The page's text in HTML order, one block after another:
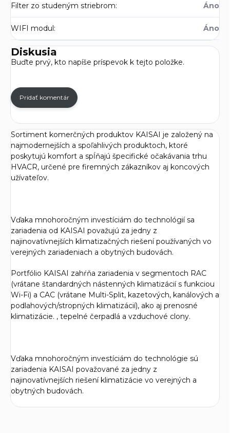
Filter zo studeným striebrom: Áno
WIFI modul: Áno
Diskusia
Buďte prvý, kto napíše príspevok k tejto položke.
Pridať komentár
Sortiment komerčných produktov KAISAI je založený na
najmodernejších a spoľahlivých produktoch, ktoré
poskytujú komfort a spĺňajú špecifické očakávania trhu
HVACR, určené pre firemných zákazníkov aj koncových
užívateľov.
Vďaka mnohoročným investíciám do technológií sa
zariadenia od KAISAI považujú za jedny z
najinovatívnejších klimatizačných riešení používaných vo
verejných zariadeniach a obytných budovách.
Portfólio KAISAI zahŕňa zariadenia v segmentoch RAC
(vrátane štandardných nástenných klimatizácií s funkciou
Wi-Fi) a CAC (vrátane Multi-Split, kazetových, kanálových a
podlahových/stropných klimatizácií), ako aj prenosné
klimatizácie. , tepelné čerpadlá a vzduchové clony.
Vďaka mnohoročným investíciám do technológie sú
zariadenia KAISAI považované za jedny z
najinovatívnejších riešení klimatizácie vo verejných a
obytných budovách.